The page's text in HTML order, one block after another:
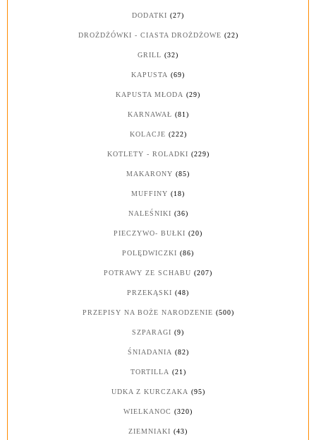
DODATKI (27)
DROŻDŻÓWKI - CIASTA DROŻDŻOWE (22)
GRILL (32)
KAPUSTA (69)
KAPUSTA MŁODA (29)
KARNAWAŁ (81)
KOLACJE (222)
KOTLETY - ROLADKI (229)
MAKARONY (85)
MUFFINY (18)
NALEŚNIKI (36)
PIECZYWO- BUŁKI (20)
POLĘDWICZKI (86)
POTRAWY ZE SCHABU (207)
PRZEKĄSKI (48)
PRZEPISY NA BOŻE NARODZENIE (500)
SZPARAGI (9)
ŚNIADANIA (82)
TORTILLA (21)
UDKA Z KURCZAKA (95)
WIELKANOC (320)
ZIEMNIAKI (43)